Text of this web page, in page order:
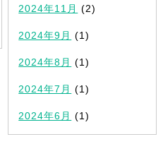
2024年11月 (2)
2024年9月 (1)
2024年8月 (1)
2024年7月 (1)
2024年6月 (1)